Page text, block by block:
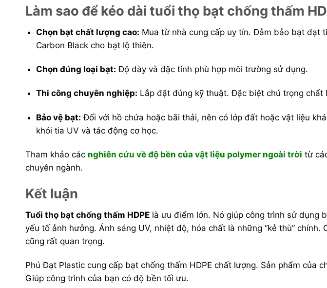
Làm sao để kéo dài tuổi thọ bạt chống thấm
Chọn bạt chất lượng cao: Mua từ nhà cung cấp uy tín. Đảm bảo bạt đạt
Carbon Black cho bạt lộ thiên.
Chọn đúng loại bạt: Độ dày và đặc tính phù hợp môi trường sử dụng.
Thi công chuyên nghiệp: Lắp đặt đúng kỹ thuật. Đặc biệt chú trọng chất
Bảo vệ bạt: Đối với hồ chứa hoặc bãi thải, nên có lớp đất hoặc vật liệu
khỏi tia UV và tác động cơ học.
Tham khảo các nghiên cứu về độ bền của vật liệu polymer ngoài trời từ
chuyên ngành.
Kết luận
Tuổi thọ bạt chống thấm HDPE là ưu điểm lớn. Nó giúp công trình sử dụng
yếu tố ảnh hưởng. Ánh sáng UV, nhiệt độ, hóa chất là những “kẻ thù”
cũng rất quan trọng.
Phú Đạt Plastic cung cấp bạt chống thấm HDPE chất lượng. Sản phẩm của
Giúp công trình của bạn có độ bền tối ưu.